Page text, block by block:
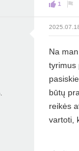
1
Na
tyrimus
būtų
reikės
vartoti,